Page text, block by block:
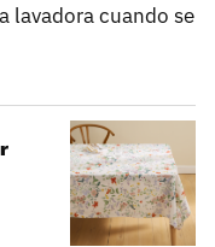
lavadora cuando se